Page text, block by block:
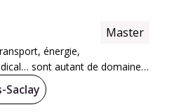
Master
énergie,
sont autant de domaines
sur les avancées faites
et génie‐mécanique. ...
Saclay